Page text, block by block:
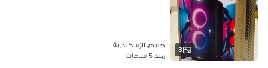
3
جليم، الإسكندرية
منذ 5 ساعات